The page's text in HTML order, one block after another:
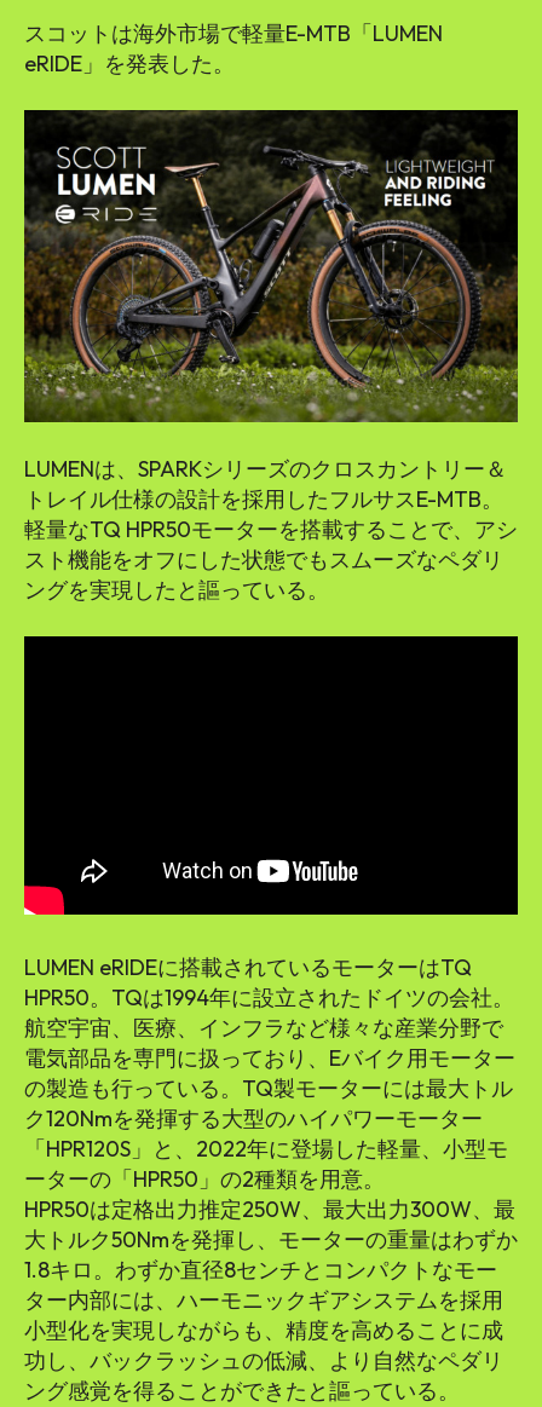
スコットは海外市場で軽量E-MTB「LUMEN
eRIDE」を発表した。
LUMENは、SPARKシリーズのクロスカントリー＆
トレイル仕様の設計を採用したフルサスE-MTB。
軽量なTQ HPR50モーターを搭載することで、アシ
スト機能をオフにした状態でもスムーズなペダリ
ングを実現したと謳っている。
LUMEN eRIDEに搭載されているモーターはTQ
HPR50。TQは1994年に設立されたドイツの会社。
航空宇宙、医療、インフラなど様々な産業分野で
電気部品を専門に扱っており、Eバイク用モーター
の製造も行っている。TQ製モーターには最大トル
ク120Nmを発揮する大型のハイパワーモーター
「HPR120S」と、2022年に登場した軽量、小型モ
ーターの「HPR50」の2種類を用意。
HPR50は定格出力推定250W、最大出力300W、最
大トルク50Nmを発揮し、モーターの重量はわずか
1.8キロ。わずか直径8センチとコンパクトなモー
ター内部には、ハーモニックギアシステムを採用
小型化を実現しながらも、精度を高めることに成
功し、バックラッシュの低減、より自然なペダリ
ング感覚を得ることができたと謳っている。